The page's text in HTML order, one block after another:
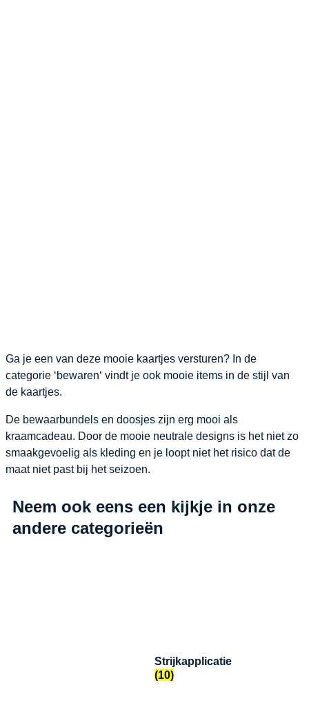
Ga je een van deze mooie kaartjes versturen? In de
categorie ‘bewaren‘ vindt je ook mooie items in de stijl van
de kaartjes.
De bewaarbundels en doosjes zijn erg mooi als
kraamcadeau. Door de mooie neutrale designs is het niet zo
smaakgevoelig als kleding en je loopt niet het risico dat de
maat niet past bij het seizoen.
Neem ook eens een kijkje in onze
andere categorieën
Strijkapplicatie
(10)